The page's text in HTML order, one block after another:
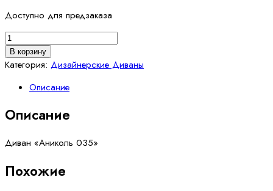
Доступно для предзаказа
Количество
товара
Диван
035"
В корзину
Категория: Дизайнерские Диваны
Описание
Описание
Диван «Аниколь 035»
Похожие